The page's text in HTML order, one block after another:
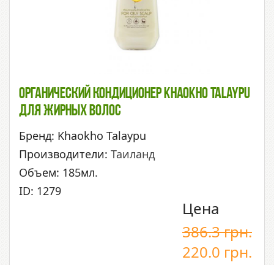
Органический Кондиционер Khaokho Talaypu
Для Жирных Волос
Бренд: Khaokho Talaypu
Производители: Таиланд
Объем: 185мл.
ID: 1279
Цена
386.3грн.
220.0 грн.